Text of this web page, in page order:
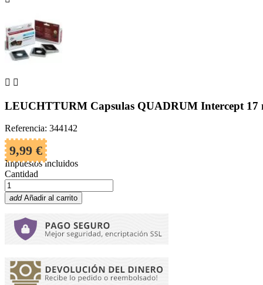
 
LEUCHTTURM Capsulas QUADRUM Intercept 17
Referencia: 344142
9,99 €
Impuestos incluidos
Cantidad
add Añadir al carrito